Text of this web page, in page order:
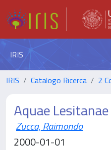
IRIS
IRIS Catalogo Ricerca 2
Aquae Lesitanae
Zucca, Raimondo
2000-01-01